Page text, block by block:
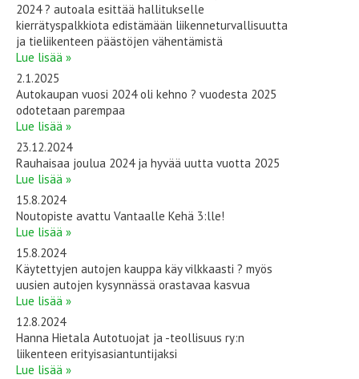
2024 ? autoala esittää hallitukselle
kierrätyspalkkiota edistämään liikenneturvallisuutta
ja tieliikenteen päästöjen vähentämistä
Lue lisää »
2.1.2025
Autokaupan vuosi 2024 oli kehno ? vuodesta 2025
odotetaan parempaa
Lue lisää »
23.12.2024
Rauhaisaa joulua 2024 ja hyvää uutta vuotta 2025
Lue lisää »
15.8.2024
Noutopiste avattu Vantaalle Kehä 3:lle!
Lue lisää »
15.8.2024
Käytettyjen autojen kauppa käy vilkkaasti ? myös
uusien autojen kysynnässä orastavaa kasvua
Lue lisää »
12.8.2024
Hanna Hietala Autotuojat ja -teollisuus ry:n
liikenteen erityisasiantuntijaksi
Lue lisää »